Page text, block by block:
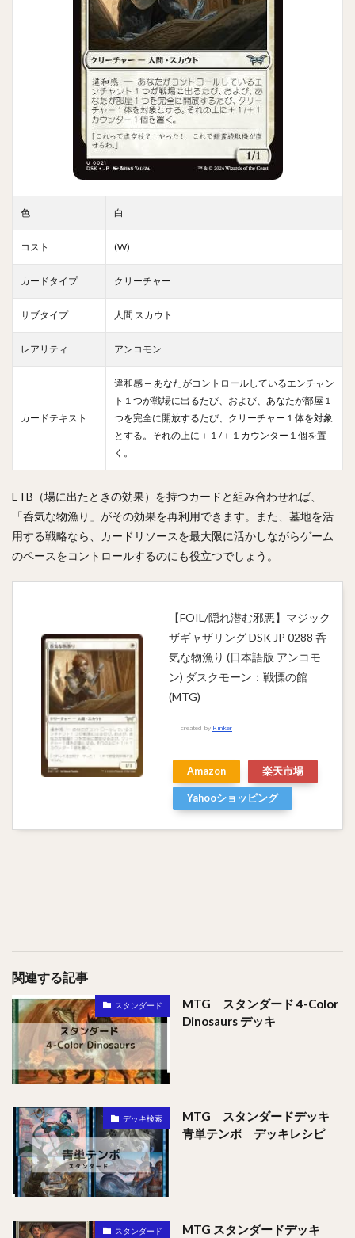
色 白
コスト (W)
カードタイプ クリーチャー
サブタイプ 人間 スカウト
レアリティ アンコモン
カードテキスト
違和感 — あなたがコントロールしているエンチャン
ト１つが戦場に出るたび、および、あなたが部屋１
つを完全に開放するたび、クリーチャー１体を対象
とする。それの上に＋１/＋１カウンター１個を置
く。
ETB（場に出たときの効果）を持つカードと組み合わせれば、
「呑気な物漁り」がその効果を再利用できます。また、墓地を活
用する戦略なら、カードリソースを最大限に活かしながらゲーム
のペースをコントロールするのにも役立つでしょう。
【FOIL/隠れ潜む邪悪】マジック
ザギャザリング DSK JP 0288 呑
気な物漁り (日本語版 アンコモ
ン) ダスクモーン：戦慄の館
(MTG)
created by Rinker
Amazon 楽天市場
Yahooショッピング
関連する記事
スタンダード
MTG スタンダード 4-Color
Dinosaurs デッキ
デッキ検索
MTG スタンダードデッキ
青単テンポ デッキレシピ
スタンダード
MTG スタンダードデッキ